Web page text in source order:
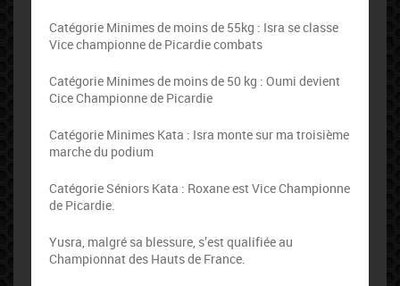
Catégorie Minimes de moins de 55kg : Isra se classe
Vice championne de Picardie combats
Catégorie Minimes de moins de 50 kg : Oumi devient
Cice Championne de Picardie
Catégorie Minimes Kata : Isra monte sur ma troisième
marche du podium
Catégorie Séniors Kata : Roxane est Vice Championne
de Picardie.
Yusra, malgré sa blessure, s’est qualifiée au
Championnat des Hauts de France.